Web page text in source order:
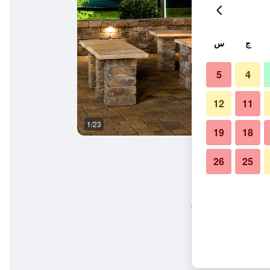
1/23
فورج/سيفيرفيل
ج س
4
5
11
12
18
19
25
26